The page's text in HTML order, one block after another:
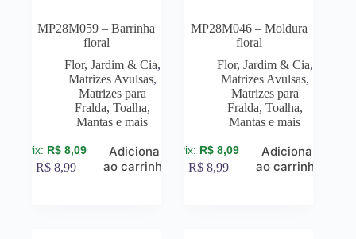
MP28M059 – Barrinha
floral
Flor, Jardim & Cia,
Matrizes Avulsas,
Matrizes para
Fralda, Toalha,
Mantas e mais
R$ 8,09
R$ 8,99
Adicionar
ao carrinho
MP28M046 – Moldura
floral
Flor, Jardim & Cia,
Matrizes Avulsas,
Matrizes para
Fralda, Toalha,
Mantas e mais
R$ 8,09
R$ 8,99
Adicionar
ao carrinho